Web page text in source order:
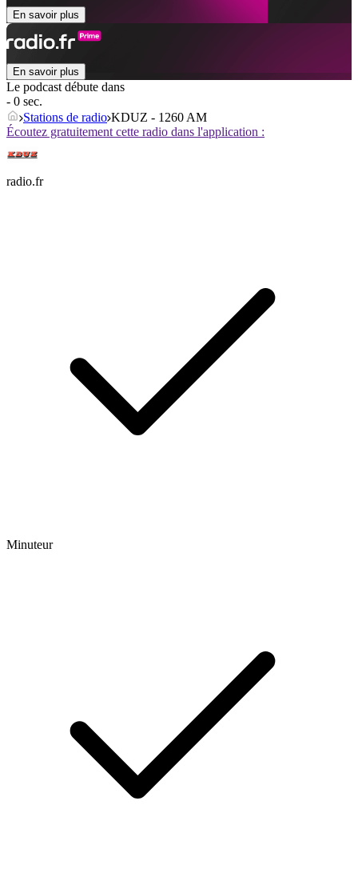
En savoir plus
En savoir plus
Le podcast débute dans
- 0 sec.
Stations de radio KDUZ - 1260 AM
Écoutez gratuitement cette radio dans l'application :
radio.fr
Minuteur